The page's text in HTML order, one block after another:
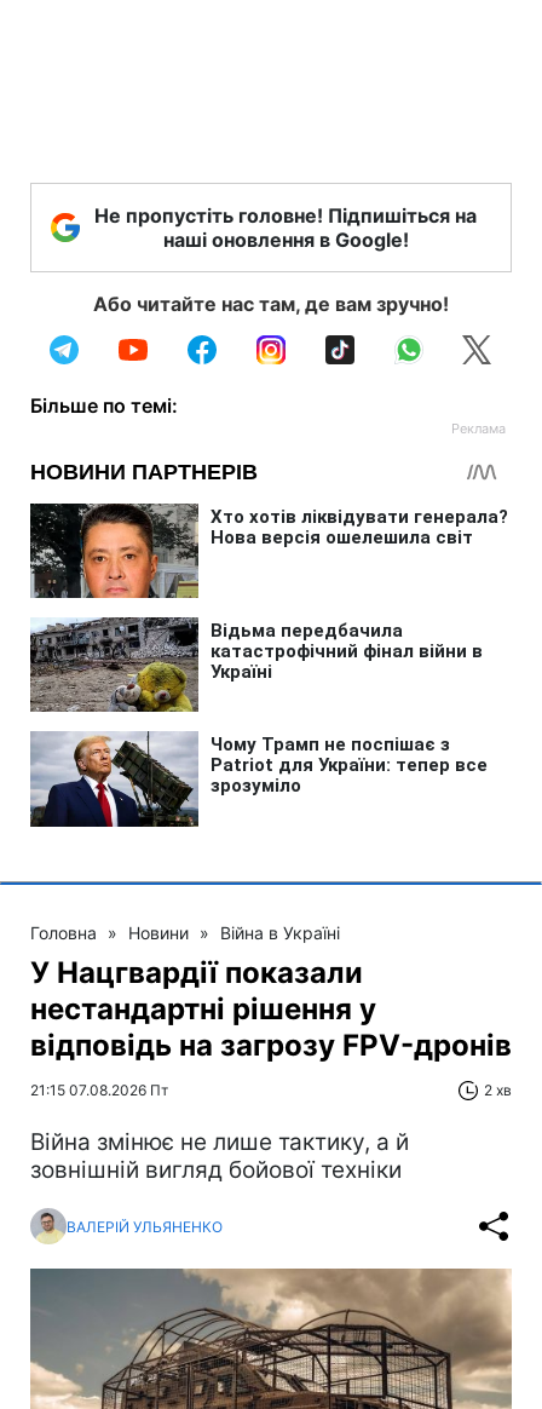
Не пропустіть головне! Підпишіться на
наші оновлення в Google!
Або читайте нас там, де вам зручно!
Більше по темі:
Головна » Новини » Війна в Україні
У Нацгвардії показали
нестандартні рішення у
відповідь на загрозу FPV-дронів
21:15 07.08.2026 Пт 2 хв
Війна змінює не лише тактику, а й
зовнішній вигляд бойової техніки
ВАЛЕРІЙ УЛЬЯНЕНКО